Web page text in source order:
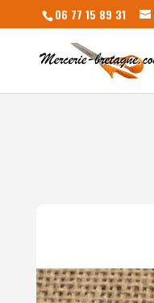
06 77 15 89 31